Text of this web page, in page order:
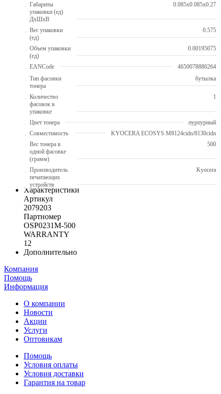
Габариты
упаковки (ед)
ДхШхВ
0.085x0.085x0.27
Вес упаковки
(ед)
0.575
Объем упаковки
(ед)
0.00195075
EANCode
4650078886264
Тип фасовки
тонера
бутылка
Количество
фасовок в
упаковке
1
Цвет тонера
пурпурный
Совместимость
KYOCERA ECOSYS M8124cidn/8130cidn
Вес тонера в
одной фасовке
(грамм)
500
Производитель
печатающих
устройств
Kyocera
Характеристики
Артикул
2079203
Партномер
OSP0231M-500
WARRANTY
12
Дополнительно
Компания
Помощь
Информация
О компании
Новости
Акции
Услуги
Оптовикам
Помощь
Условия оплаты
Условия доставки
Гарантия на товар